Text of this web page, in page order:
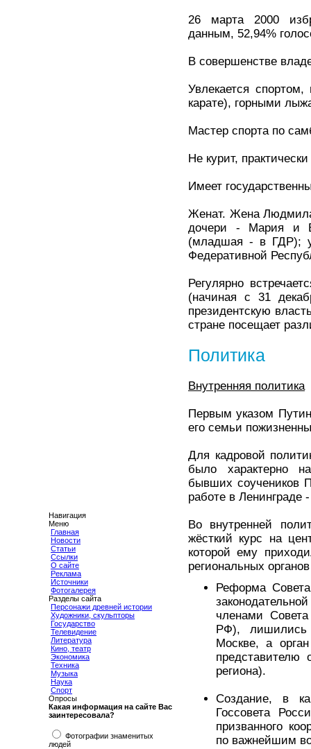
Навигация
Меню
Главная
Новости
Статьи
Ссылки
О сайте
Реклама
Источники
Фотогалерея
Разделы сайта
Персонажи древней истории
Художники, скульпторы
Государство
Телевидение
Литература
Кино, театр
Экономика
Техника
Музыка
Наука
Спорт
Опросы
Какая информация на сайте Вас
заинтересовала?
Фотографии знаменитых
людей
26 марта 2000
данным, 52,94%
В совершенстве
Увлекается
карате), горными
Мастер спорта по
Не курит,
Имеет
Женат. Жена
дочери - Мария и
(младшая - в ГДР);
Федеративной
Регулярно
(начиная с 31
президентскую
стране посещает
Политика
Внутренняя политика
Первым указом
его семьи
Для кадровой
было характерно
бывших соучеников
работе в Ленинграде
Во внутренней
жёсткий курс на
которой ему
региональных
Реформа
членами
РФ), лишились
Москве, а
представителю
региона).
Создание, в
Госсовета
призванного
по важнейшим